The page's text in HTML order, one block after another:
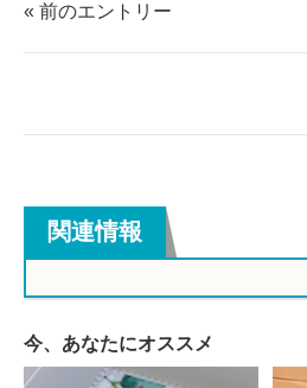
« 前のエントリー
関連情報
今、あなたにオススメ